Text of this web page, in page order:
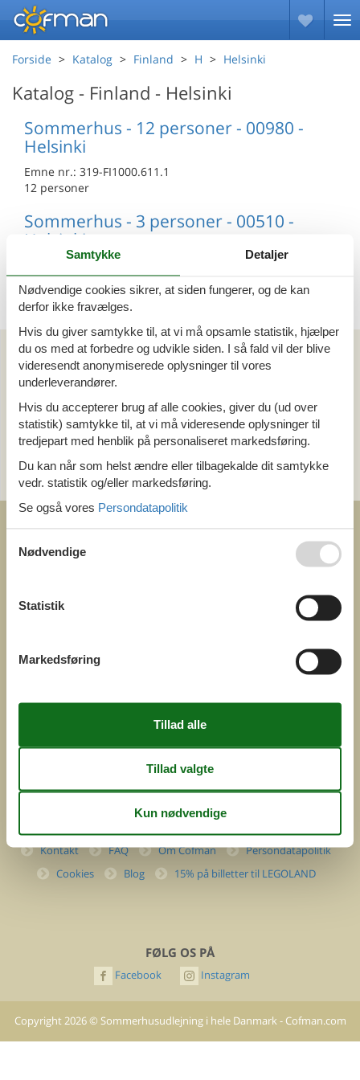
Forside Katalog Finland H Helsinki
Katalog - Finland - Helsinki
Sommerhus - 12 personer - 00980 -
Helsinki
Emne nr.: 319-FI1000.611.1
12 personer
Sommerhus - 3 personer - 00510 -
Helsinki
319-FI1000.610.1
3 personer
Kan vi hjælpe?
Man. - fre. 10.00-16.00
Send en e-mail
og få et hurtigt svar, alle dage
Momsnr.: DK26347688
(+45) 7877 0427
Kontakt FAQ Om Cofman
Persondatapolitik
Cookies
Blog 15% på billetter til LEGOLAND
FØLG OS PÅ
Facebook Instagram
Copyright 2026© Sommerhusudlejning i hele Danmark - Cofman.com
Samtykke Detaljer
Nødvendige cookies sikrer, at siden fungerer, og de kan
derfor ikke fravælges.
Hvis du giver samtykke til, at vi må opsamle statistik, hjælper
du os med at forbedre og udvikle siden. I så fald vil der blive
videresendt anonymiserede oplysninger til vores
underleverandører.
Hvis du accepterer brug af alle cookies, giver du (ud over
statistik) samtykke til, at vi må videresende oplysninger til
tredjepart med henblik på personaliseret markedsføring.
Du kan når som helst ændre eller tilbagekalde dit samtykke
vedr. statistik og/eller markedsføring.
Se også vores Persondatapolitik
Nødvendige
Statistik
Markedsføring